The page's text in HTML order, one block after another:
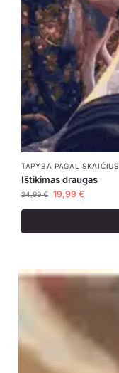
TAPYBA PAGAL SKAIČIUS
Ištikimas draugas
24,99€ 19,99 €